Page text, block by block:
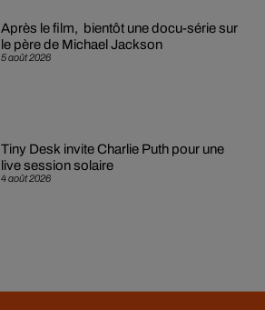
5 août 2026
Après le film, bientôt une docu-série sur
le père de Michael Jackson
4 août 2026
Tiny Desk invite Charlie Puth pour une
live session solaire